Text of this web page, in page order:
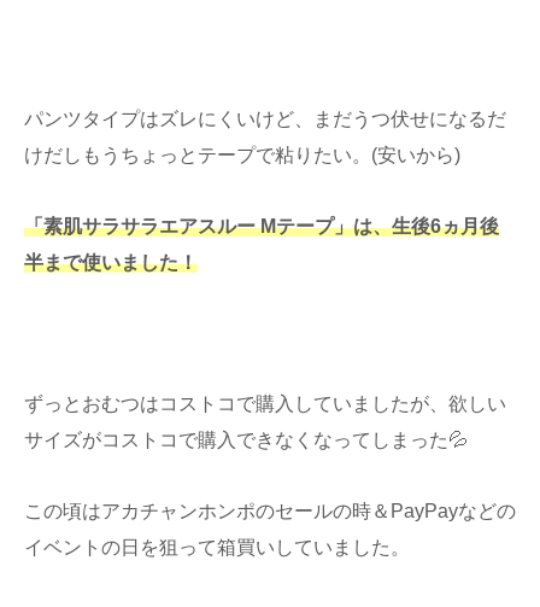
パンツタイプはズレにくいけど、まだうつ伏せになるだ
けだしもうちょっとテープで粘りたい。(安いから)
「素肌サラサラエアスルー Mテープ」は、生後6ヵ月後
半まで使いました！
ずっとおむつはコストコで購入していましたが、欲しい
サイズがコストコで購入できなくなってしまった💦
この頃はアカチャンホンポのセールの時＆PayPayなどの
イベントの日を狙って箱買いしていました。